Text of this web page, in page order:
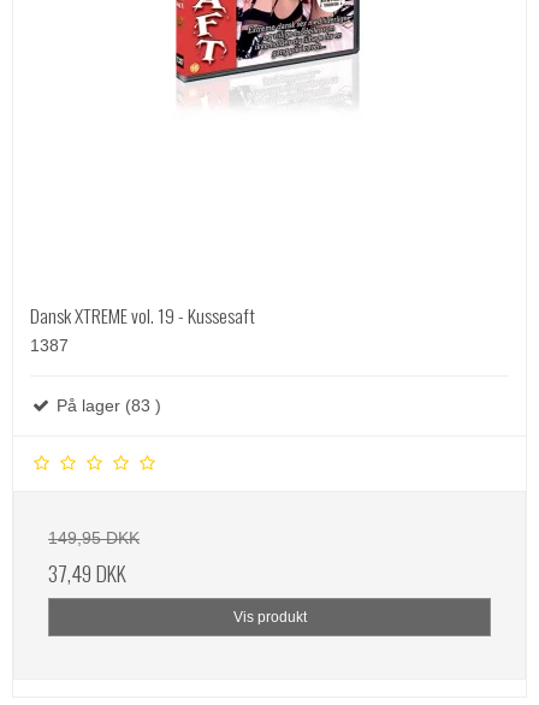
Dansk XTREME vol. 19 - Kussesaft
1387
På lager (83 )
149,95 DKK
37,49 DKK
Vis produkt